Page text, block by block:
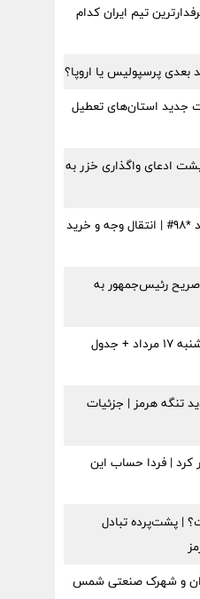
تیم ایران کدام
پرسپولیس یا اروپا؟
مرداد | فهرست جدید استان‌های تعطیل
ادعای واگذاری خزر به
نحوه فعال‌سازی کیف پول ایران با کد *98# | انتقال وجه و خرید
رئیس‌جمهور به
جزئیات ثبت‌نام کوییک S سایپا از شنبه ۱۷ مرداد + جدول
تنگه هرمز | جزئیات
مرداد ۱۴۰۵ تغییر کرد | فردا حساب این
| پشت‌پرده تبادل
و شهرک صنعتی شمس